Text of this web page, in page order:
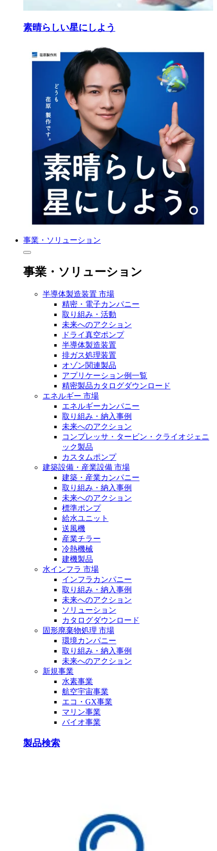
素晴らしい星にしよう
事業・ソリューション
事業・ソリューション
半導体製造装置 市場
精密・電子カンパニー
取り組み・活動
未来へのアクション
ドライ真空ポンプ
半導体製造装置
排ガス処理装置
オゾン関連製品
アプリケーション例一覧
精密製品カタログダウンロード
エネルギー 市場
エネルギーカンパニー
取り組み・納入事例
未来へのアクション
コンプレッサ・タービン・クライオジェニ
ック製品
カスタムポンプ
建築設備・産業設備 市場
建築・産業カンパニー
取り組み・納入事例
未来へのアクション
標準ポンプ
給水ユニット
送風機
産業チラー
冷熱機械
建機製品
水インフラ 市場
インフラカンパニー
取り組み・納入事例
未来へのアクション
ソリューション
カタログダウンロード
固形廃棄物処理 市場
環境カンパニー
取り組み・納入事例
未来へのアクション
新規事業
水素事業
航空宇宙事業
エコ・GX事業
マリン事業
バイオ事業
製品検索